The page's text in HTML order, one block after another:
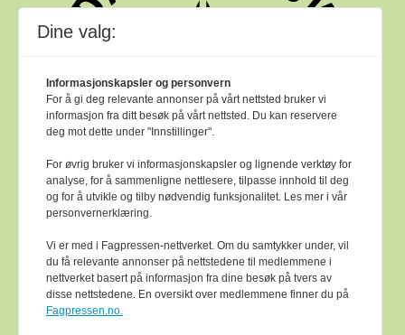
Bok & bibliotek arbeider etterVer Varsam -
plakatensine reglar for god presseskikk.
Dine valg:
Informasjonskapsler og personvern
For å gi deg relevante annonser på vårt nettsted bruker vi
informasjon fra ditt besøk på vårt nettsted. Du kan reservere
deg mot dette under "Innstillinger".
For øvrig bruker vi informasjonskapsler og lignende verktøy for
analyse, for å sammenligne nettlesere, tilpasse innhold til deg
og for å utvikle og tilby nødvendig funksjonalitet. Les mer i vår
personvernerklæring.
Vi er med i Fagpressen-nettverket. Om du samtykker under, vil
du få relevante annonser på nettstedene til medlemmene i
nettverket basert på informasjon fra dine besøk på tvers av
disse nettstedene. En oversikt over medlemmene finner du på
Fagpressen.no.